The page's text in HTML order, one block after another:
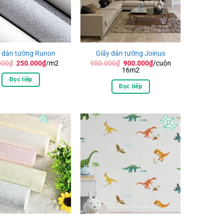
dán tường Runon
₫ Giá
là:
270.000₫.
250.000₫Giá
hiện
/m2
Đọc tiếp
Giấy dán tường Joinus
950.000₫ Giá
gốc
950.000₫.
900.000₫Giá
hiện
/cuộn
16m2
Đọc tiếp